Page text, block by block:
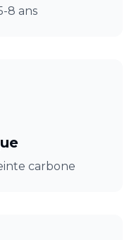
8 ans
carbone